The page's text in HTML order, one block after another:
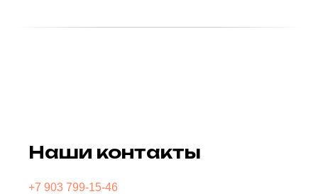
Наши контакты
+7 903 799-15-46